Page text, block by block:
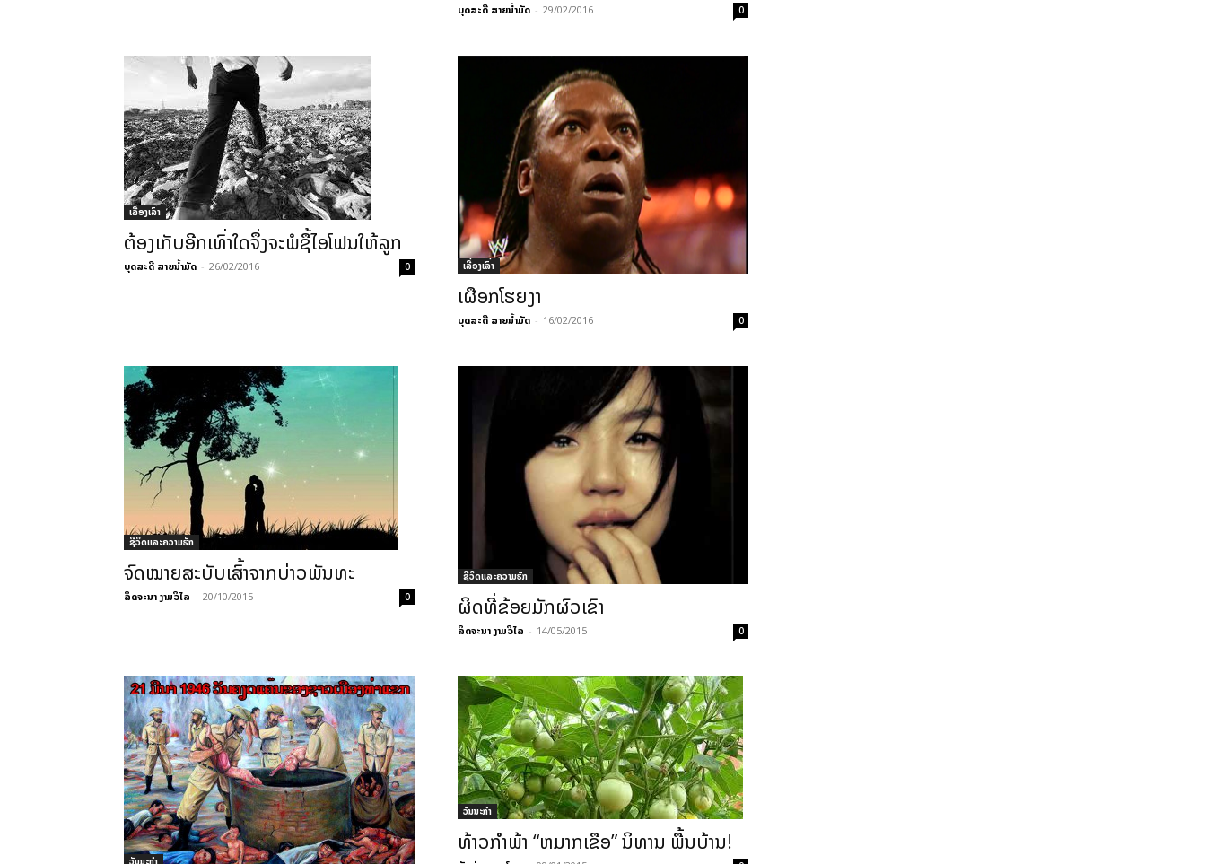
ບຸດສະດີ ສາຍນ້ຳມັດ - 29/02/2016 0
ເລື່ອງເລົ່າ
ຕ້ອງເກັບອີກເທົ່າໃດຈຶ່ງຈະພໍຊື້ໄອໂຟນໃຫ້ລູກ
ບຸດສະດີ ສາຍນ້ຳມັດ - 26/02/2016 0 ເລື່ອງເລົ່າ
ເຜືອກໂຮຍງາ
ບຸດສະດີ ສາຍນ້ຳມັດ - 16/02/2016 0
ຊີວິດແລະຄວາມຮັກ
ຈົດໝາຍສະບັບເສົ້າຈາກບ່າວພັນທະ
ລິດຈະນາ ງາມວິໄລ - 20/10/2015 0
ຊີວິດແລະຄວາມຮັກ
ຜິດທີ່ຂ້ອຍມັກຜົວເຂົາ
ລິດຈະນາ ງາມວິໄລ - 14/05/2015 0
ວັນນະກຳ
ວັນນະກຳ
ທ້າວກຳພ້າ “ຫມາກເຂືອ” ນິທານ ພື້ນບ້ານ!